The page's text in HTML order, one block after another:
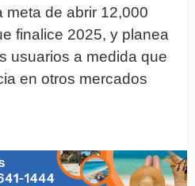
meta de abrir 12,000
finalice 2025, y planea
usuarios a medida que
en otros mercados